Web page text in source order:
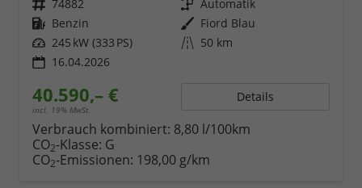
Fahrzeugnr. 74882 Getriebe Automatik
Kraftstoff Benzin Außenfarbe Fiord Blau
Leistung 245 kW (333 PS) Kilometerstand 50 km
16.04.2026
40.590,– €
incl. 19% MwSt.
Details
Verbrauch kombiniert: 8,80 l/100km
CO2-Klasse: G
CO2-Emissionen: 198,00 g/km